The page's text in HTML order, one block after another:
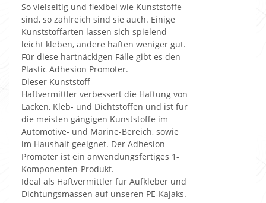
So vielseitig und flexibel wie Kunststoffe
sind, so zahlreich sind sie auch. Einige
Kunststoffarten lassen sich spielend
leicht kleben, andere haften weniger gut.
Für diese hartnäckigen Fälle gibt es den
Plastic Adhesion Promoter.
Dieser Kunststoff
Haftvermittler verbessert die Haftung von
Lacken, Kleb- und Dichtstoffen und ist für
die meisten gängigen Kunststoffe im
Automotive- und Marine-Bereich, sowie
im Haushalt geeignet. Der Adhesion
Promoter ist ein anwendungsfertiges 1-
Komponenten-Produkt.
Ideal als Haftvermittler für Aufkleber und
Dichtungsmassen auf unseren PE-Kajaks.